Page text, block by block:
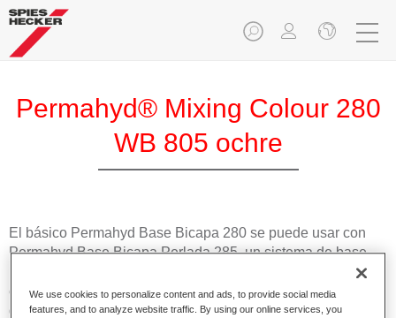
Permahyd® Mixing Colour 280
WB 805 ochre
El básico Permahyd Base Bicapa 280 se puede usar con
Permahyd Base Bicapa Perlada 285, un sistema de base
bicapa al agua de gran calidad. Se basa en una tecnología
especial de dispersión de poliuretano para colores sólidos y
de efecto.
We use cookies to personalize content and ads, to provide social media
features, and to analyze website traffic. By using our online services, you